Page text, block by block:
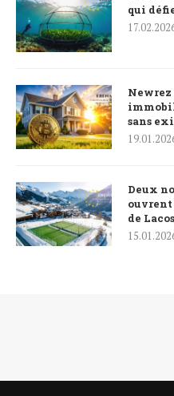
qui
Newrez
sans
Deux
ouvrent
de